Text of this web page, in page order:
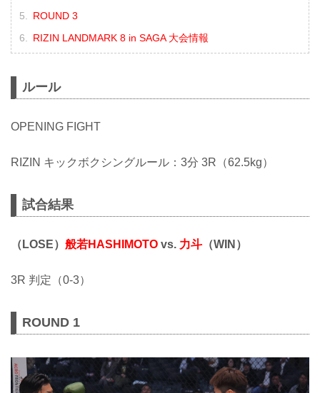
ROUND 3
RIZIN LANDMARK 8 in SAGA 大会情報
ルール
OPENING FIGHT
RIZIN キックボクシングルール：3分 3R（62.5kg）
試合結果
（LOSE） 般若HASHIMOTO vs. 力斗 （WIN）
3R 判定（0-3）
ROUND 1